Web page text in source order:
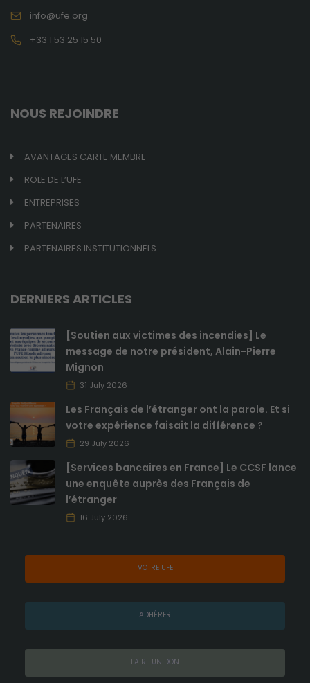
info@ufe.org
+33 1 53 25 15 50
NOUS REJOINDRE
AVANTAGES CARTE MEMBRE
ROLE DE L’UFE
ENTREPRISES
PARTENAIRES
PARTENAIRES INSTITUTIONNELS
DERNIERS ARTICLES
[Soutien aux victimes des incendies] Le
message de notre président, Alain-Pierre
Mignon
31 July 2026
Les Français de l’étranger ont la parole. Et si
votre expérience faisait la différence ?
29 July 2026
[Services bancaires en France] Le CCSF lance
une enquête auprès des Français de
l’étranger
16 July 2026
VOTRE UFE
ADHÉRER
FAIRE UN DON